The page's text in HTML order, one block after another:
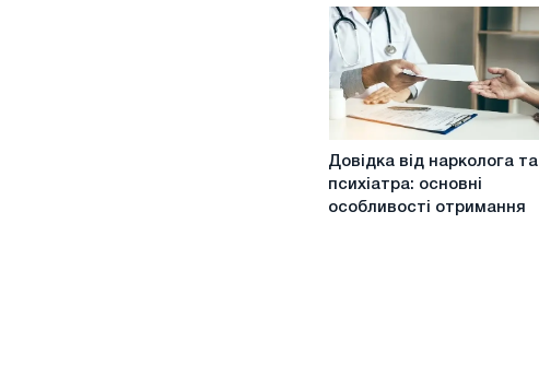
Довідка
від
нарколога
Довідка від нарколога та
психіатра: основні
особливості отримання